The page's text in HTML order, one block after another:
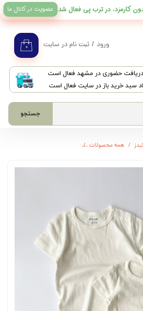
دریافت حضوری در مشهد فعال است
سبد خرید باز در سایت فعال است
جستجو
۰ ورود / ثبت نام در سایت
عضویت در کانال ما
همه محصولات